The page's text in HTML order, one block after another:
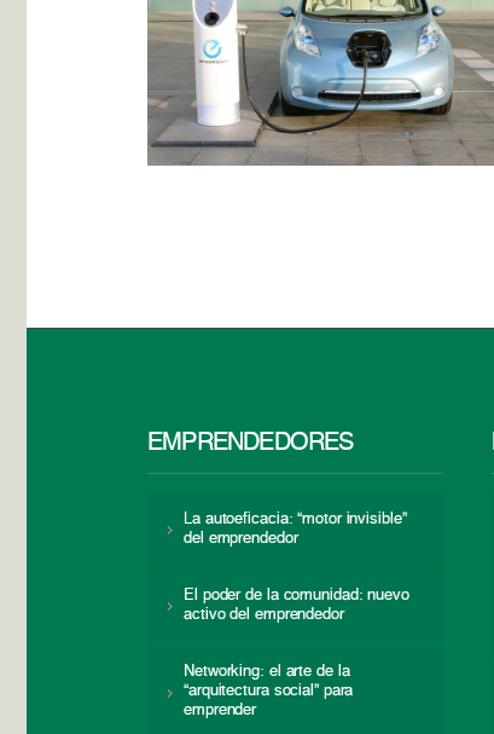
EMPRENDEDORES
La autoeficacia: “motor invisible”
del emprendedor
El poder de la comunidad: nuevo
activo del emprendedor
Networking: el arte de la
“arquitectura social” para
emprender